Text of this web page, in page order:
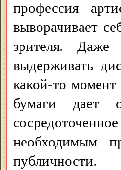
профессия
выворачивает
зрителя.
выдерживать
какой-то
бумаги дает
необходимым
публичности.